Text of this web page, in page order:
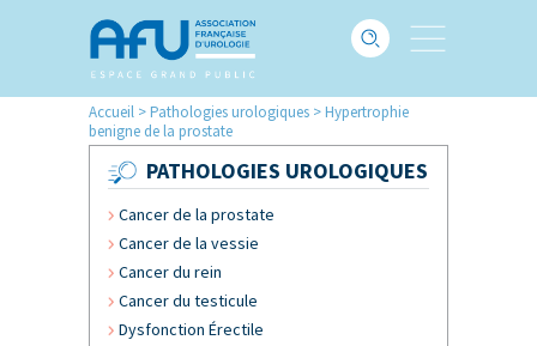
Accueil >Pathologies urologiques >Hypertrophie
benigne de la prostate
PATHOLOGIES UROLOGIQUES
Cancer de la prostate
Cancer de la vessie
Cancer du rein
Cancer du testicule
Dysfonction Érectile